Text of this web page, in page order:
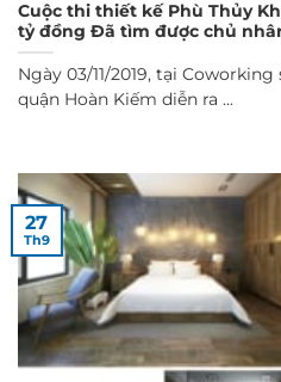
Cuộc thi thiết kế Phù Thủy
tỷ đồng Đã tìm được chủ
Ngày 03/11/2019, tại
quận Hoàn Kiếm diễn ra ...
27
Th9